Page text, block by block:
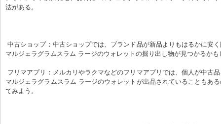
法がある。
中古ショップ：中古ショップでは、ブランド品が新品よりもはるかに安く販売されている。
マルジェラグラムスラム ラージのウォレットの掘り出し物が見つかるかも
マルジェラグラムスラム ラージのウォレットが出品されていることもあ
てみよう。